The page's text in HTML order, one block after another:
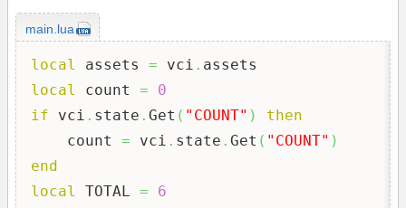
main.lua
local assets = vci .
local
count =
0
if vci . state . Get ( "COUNT" )
then
    count
= vci . state . Get ( "COUNT" )
end
local
TOTAL = 6